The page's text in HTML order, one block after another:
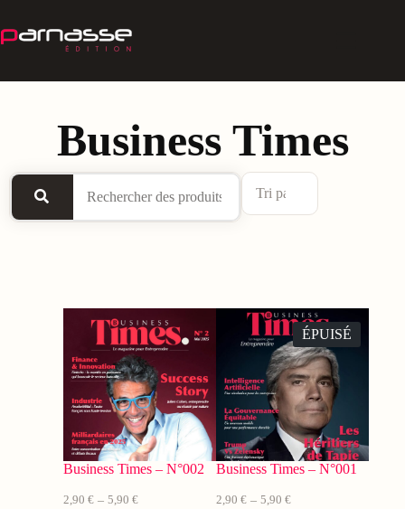
Business Times
Business Times – N°002
2,90 € – 5,90 €
ÉPUISÉ
Business Times – N°001
2,90 € – 5,90 €